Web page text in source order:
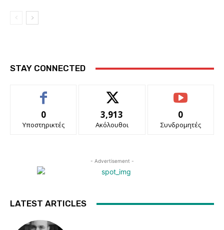
STAY CONNECTED
0
Υποστηρικτές
3,913
Ακόλουθοι
0
Συνδρομητές
- Advertisement -
LATEST ARTICLES